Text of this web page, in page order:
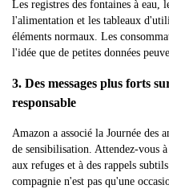
Les registres des fontaines à eau,
l'alimentation et les tableaux
éléments normaux. Les
l'idée que de petites données
3. Des messages plus forts
responsable
Amazon a associé la Journée des
de sensibilisation. Attendez-vous
aux refuges et à des rappels
compagnie n'est pas qu'une